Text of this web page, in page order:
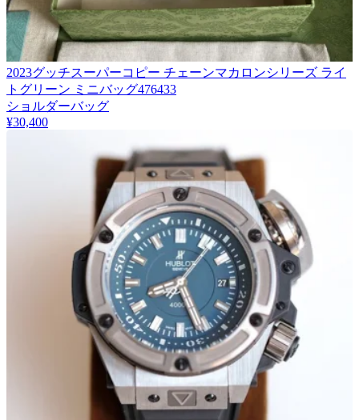
2023グッチスーパーコピー チェーンマカロンシリーズ ライ
トグリーン ミニバッグ476433
ショルダーバッグ
¥30,400